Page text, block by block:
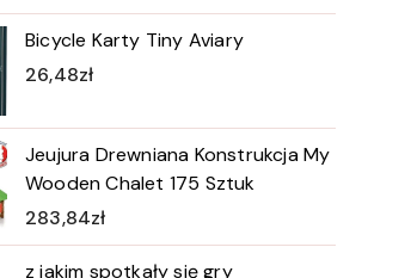
Bicycle Karty Tiny Aviary
26,48zł
Jeujura Drewniana Konstrukcja My
Wooden Chalet 175 Sztuk
283,84zł
z jakim spotkały się gry